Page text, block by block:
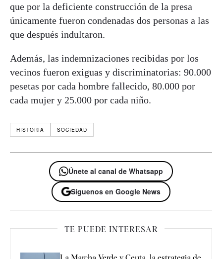
que por la deficiente construcción de la presa
únicamente fueron condenadas dos personas a las
que después indultaron.
Además, las indemnizaciones recibidas por los
vecinos fueron exiguas y discriminatorias: 90.000
pesetas por cada hombre fallecido, 80.000 por
cada mujer y 25.000 por cada niño.
HISTORIA SOCIEDAD
Únete al canal de Whatsapp
Síguenos en Google News
TE PUEDE INTERESAR